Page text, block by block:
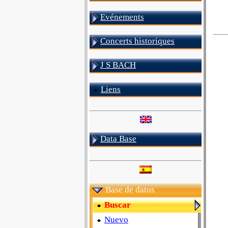
Evénements
Concerts historiques
J S BACH
Liens
Data Base
Base de datos
Buscar
Nuevo